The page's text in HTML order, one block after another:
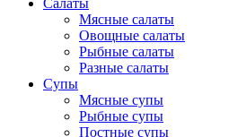
Мясные салаты
Овощные салаты
Рыбные салаты
Разные салаты
Супы
Мясные супы
Рыбные супы
Постные супы